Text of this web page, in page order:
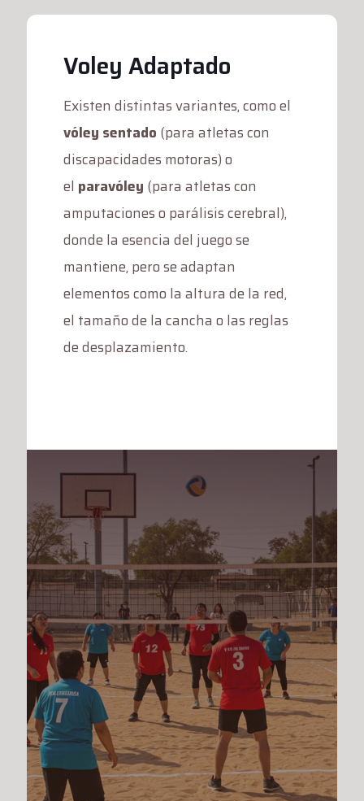
Voley Adaptado
Existen distintas variantes, como el
vóley sentado (para atletas con
discapacidades motoras) o
el paravóley (para atletas con
amputaciones o parálisis cerebral),
donde la esencia del juego se
mantiene, pero se adaptan
elementos como la altura de la red,
el tamaño de la cancha o las reglas
de desplazamiento.